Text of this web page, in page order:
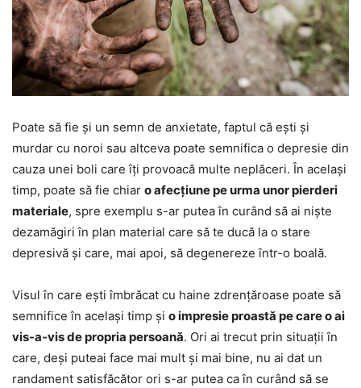
Poate să fie și un semn de anxietate, faptul că ești și
murdar cu noroi sau altceva poate semnifica o depresie din
cauza unei boli care îți provoacă multe neplăceri. În același
timp, poate să fie chiar o afecțiune pe urma unor pierderi
materiale, spre exemplu s-ar putea în curând să ai niște
dezamăgiri în plan material care să te ducă la o stare
depresivă și care, mai apoi, să degenereze într-o boală.
Visul în care ești îmbrăcat cu haine zdrențăroase poate să
semnifice în același timp și o impresie proastă pe care o ai
vis-a-vis de propria persoană. Ori ai trecut prin situații în
care, deși puteai face mai mult și mai bine, nu ai dat un
randament satisfăcător ori s-ar putea ca în curând să se